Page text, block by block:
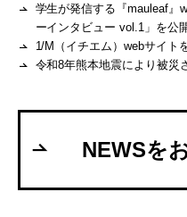
学生が発信する『mauleaf』
ーインタビュー vol.1」を公
1/M（イチエム）webサイト
令和8年熊本地震により被災
NEWSを